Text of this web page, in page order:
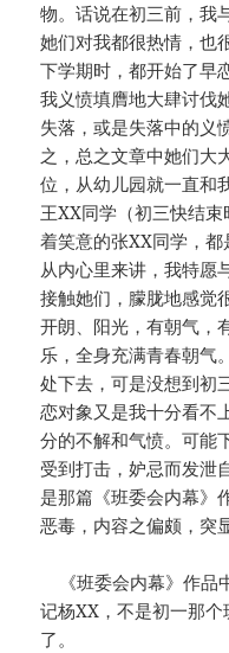
物。话说在初三前，我
她们对我都很热情，也
下学期时，都开始了早
我义愤填膺地大肆讨伐
失落，或是失落中的义
之，总之文章中她们大
位，从幼儿园就一直和
王XX同学（初三快结
着笑意的张XX同学，
从内心里来讲，我特愿
接触她们，朦胧地感觉
开朗、阳光，有朝气，
乐，全身充满青春朝气
处下去，可是没想到初
恋对象又是我十分看不
分的不解和气愤。可能
受到打击，妒忌而发泄
是那篇《班委会内幕》
恶毒，内容之偏颇，突
《班委会内幕》作品
记杨XX，不是初一那
了。